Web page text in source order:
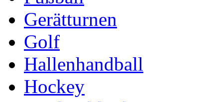
Gerätturnen
Golf
Hallenhandball
Hockey